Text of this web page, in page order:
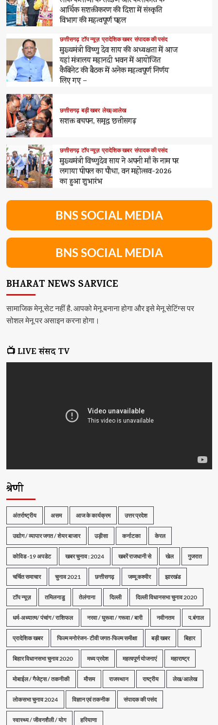
आर्थिक सशक्तीकरण की दिशा में संस्कृति
विभाग की महत्वपूर्ण पहल
छत्तीसगढ़ टॉप न्यूज़ प्रादेशिक खबर संपादक की पसंद
मुख्यमंत्री विष्णु देव साय की अध्यक्षता में आज
यहां मंत्रालय महानदी भवन में आयोजित
कैबिनेट की बैठक में अनेक महत्वपूर्ण निर्णय
लिए गए –
छत्तीसगढ़ बड़ी खबर लेख/आलेख
सशक्त बचपन, समृद्ध छत्तीसगढ़
छत्तीसगढ़ टॉप न्यूज़ प्रादेशिक खबर संपादक की पसंद
मुख्यमंत्री विष्णुदेव साय ने अपनी माँ के नाम पर
लगाया पीपल का पौधा, वन महोत्सव-2026
का हुआ शुभारंभ
BNS SOCIAL MEDIA
BNS SOCIAL MEDIA
BHARAT NEWS SARVICE
सामाजिक मेनू सेट नहीं है. आपको मेनू बनाना होगा और इसे मेनू सेटिंग्स पर
सोशल मेनू पर असाइन करना होगा।
📺 LIVE संसद TV
श्रेणी
अंतर्राष्ट्रीय असम आज के कार्यक्रम उत्तर प्रदेश
उद्योग / व्यापार जगत / शेयर बाजार उड़ीसा कर्नाटका केरल
कोविड -19 अपडेट खबर चुनाव : 2024 खबरें राजधानी से खेल गुजरात
चर्चित समाचार चुनाव 2021 छत्तीसगढ़ जम्मू कश्मीर झारखंड
टॉप न्यूज़ तमिलनाडु तेलंगाना दिल्ली दिल्ली विधानसभा चुनाव 2020
धर्म-अध्यात्म/ पंचांग / राशिफल नरवा / घुरूवा / गरूवा / बारी नवीनतम प.बंगाल
प्रादेशिक खबर फिल्म मनोरंजन- टीवी जगत-फिल्म समीक्षा बड़ी खबर बिहार
बिहार विधानसभा चुनाव 2020 मध्य प्रदेश महत्वपूर्ण योजनाएं महाराष्ट्र
मोबाईल / गैजेट्स / तकनीकी मौसम राजस्थान राष्ट्रीय लेख/आलेख
लोकसभा चुनाव 2024 विज्ञान एवं तकनीक संपादक की पसंद
स्वास्थ्य / जीवनशैली / योग हरियाणा